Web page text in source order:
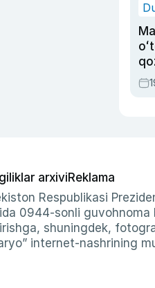
arxiviReklama
Respublikasi
0944-sonli
shuningdek,
internet-nashrining